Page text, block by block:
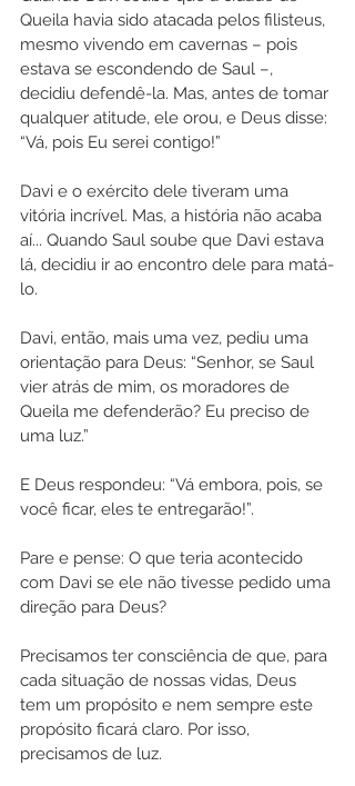
Queila havia sido atacada pelos filisteus,
mesmo vivendo em cavernas – pois
estava se escondendo de Saul –,
decidiu defendê-la. Mas, antes de tomar
qualquer atitude, ele orou, e Deus disse:
“Vá, pois Eu serei contigo!”
Davi e o exército dele tiveram uma
vitória incrível. Mas, a história não acaba
aí... Quando Saul soube que Davi estava
lá, decidiu ir ao encontro dele para matá-
lo.
Davi, então, mais uma vez, pediu uma
orientação para Deus: “Senhor, se Saul
vier atrás de mim, os moradores de
Queila me defenderão? Eu preciso de
uma luz.”
E Deus respondeu: “Vá embora, pois, se
você ficar, eles te entregarão!”.
Pare e pense: O que teria acontecido
com Davi se ele não tivesse pedido uma
direção para Deus?
Precisamos ter consciência de que, para
cada situação de nossas vidas, Deus
tem um propósito e nem sempre este
propósito ficará claro. Por isso,
precisamos de luz.